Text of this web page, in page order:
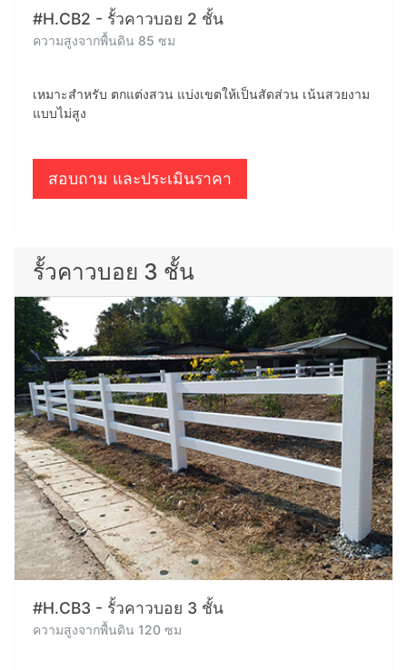
#H.CB2 - รั้วคาวบอย 2 ชั้น
ความสูงจากพื้นดิน 85 ซม
เหมาะสำหรับ ตกแต่งสวน แบ่งเขตให้เป็นสัดส่วน เน้นสวยงาม
แบบไม่สูง
สอบถาม และประเมินราคา
รั้วคาวบอย 3 ชั้น
#H.CB3 - รั้วคาวบอย 3 ชั้น
ความสูงจากพื้นดิน 120 ซม